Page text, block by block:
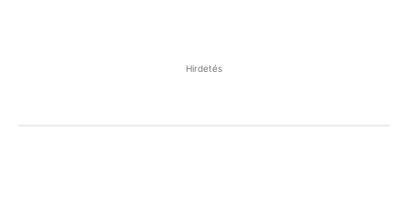
Hirdetés